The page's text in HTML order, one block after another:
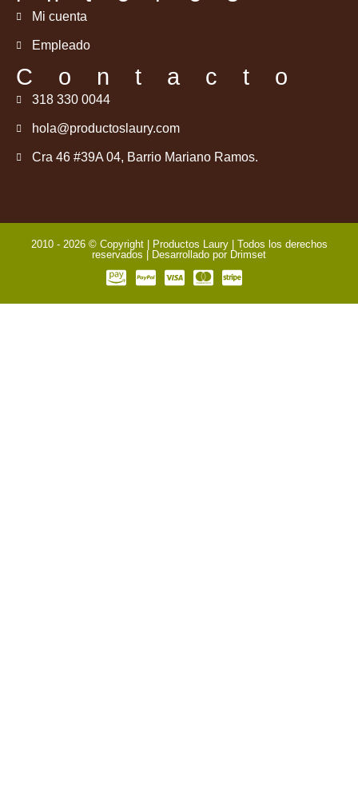
Mi cuenta
Empleado
Contacto
318 330 0044
hola@productoslaury.com
Cra 46 #39A 04, Barrio Mariano Ramos.
2010 - 2026 © Copyright | Productos Laury | Todos los derechos
reservados | Desarrollado por Drimset